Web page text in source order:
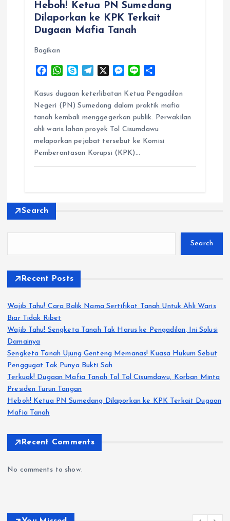
Heboh! Ketua PN Sumedang
Dilaporkan ke KPK Terkait
Dugaan Mafia Tanah
Bagikan
c
e
b
o
o
k
W
a
t
s
A
p
p
y
p
e
l
e
g
r
a
m
M
s
s
e
n
g
e
n
e
a
r
e
Kasus dugaan keterlibatan Ketua Pengadilan
Negeri (PN) Sumedang dalam praktik mafia
tanah kembali menggegerkan publik. Perwakilan
ahli waris lahan proyek Tol Cisumdawu
melaporkan pejabat tersebut ke Komisi
Pemberantasan Korupsi (KPK)…
Search
Search
Recent Posts
Wajib Tahu! Cara Balik Nama Sertifikat Tanah Untuk Ahli Waris
Biar Tidak Ribet
Wajib Tahu! Sengketa Tanah Tak Harus ke Pengadilan, Ini Solusi
Damainya
Sengketa Tanah Ujung Genteng Memanas! Kuasa Hukum Sebut
Penggugat Tak Punya Bukti Sah
Terkuak! Dugaan Mafia Tanah Tol Tol Cisumdawu, Korban Minta
Presiden Turun Tangan
Heboh! Ketua PN Sumedang Dilaporkan ke KPK Terkait Dugaan
Mafia Tanah
Recent Comments
No comments to show.